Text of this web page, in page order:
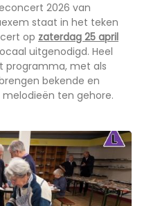
2026 van
staat in het teken
op zaterdag 25 april
uitgenodigd. Heel
programma, met als
bekende en
ten gehore.